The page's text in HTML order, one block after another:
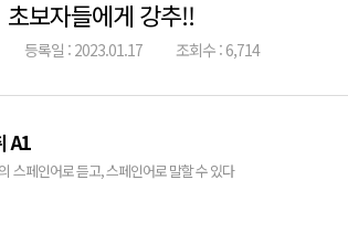
초보자들에게 강추!!
등록일 : 2023.01.17 조회수 : 6,714
A1
스페인어로 듣고, 스페인어로 말할 수 있다